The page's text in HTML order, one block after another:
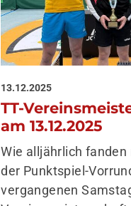
13.12.2025
TT-
am 13.12.2025
Wie alljährlich fanden
der Punktspiel-
vergangenen
Alles
deine